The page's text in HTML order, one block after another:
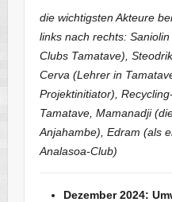
die wichtigsten Akteure
links nach rechts:
Clubs Tamatave),
Cerva (Lehrer in
Projektinitiator),
Tamatave, Mamanadji
Anjahambe), Edram (als
Analasoa-Club)
Dezember 2024: